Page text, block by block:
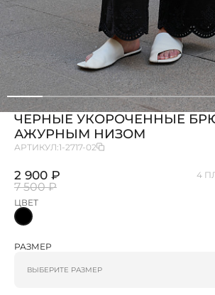
ЧЕРНЫЕ УКОРОЧЕННЫЕ
АЖУРНЫМ НИЗОМ
АРТИКУЛ:1-2717-02
2 900 ₽
7 500 ₽
4
ЦВЕТ
РАЗМЕР